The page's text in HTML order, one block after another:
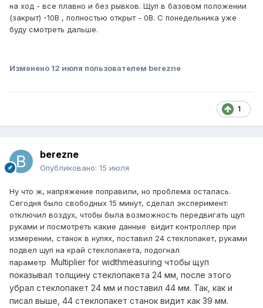
на ход - все плавно и без рывков. Щуп в базовом положении
(закрыт) -10В , полностью открыт - 0В. С понедельника уже
буду смотреть дальше.
Изменено 12 июля пользователем berezne
1
berezne
Опубликовано: 15 июля
Ну что ж, напряжение поправили, но проблема осталась.
Сегодня было свободных 15 минут, сделал эксперимент:
отключил воздух, чтобы была возможность передвигать щуп
руками и посмотреть какие данные видит контроллер при
измерении, станок в нулях, поставил 24 стеклопакет, руками
подвел щуп на край стеклопакета, подогнал
параметр Multiplier for widthmeasuring чтобы щуп
показывал толщину стеклопакета 24 мм, после этого
убрал стеклопакет 24 мм и поставил 44 мм. Так, как и
писал выше, 44 стеклопакет станок видит как 39 мм.